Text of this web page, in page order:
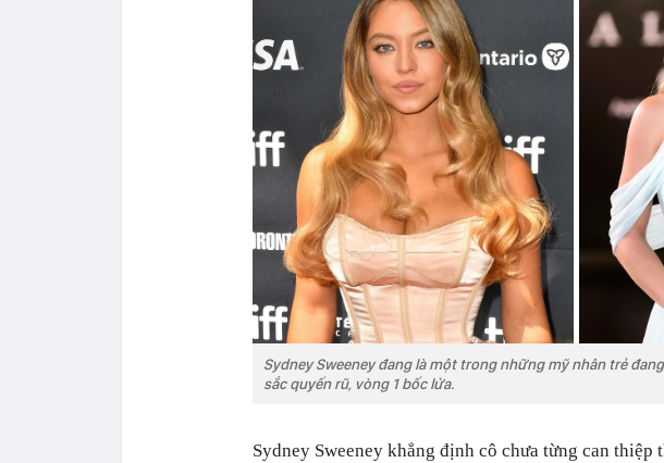
Sydney Sweeney đang là một trong những mỹ nhân trẻ
sắc quyến rũ, vòng 1 bốc lửa.
Sydney Sweeney khẳng định cô chưa từng can thiệp